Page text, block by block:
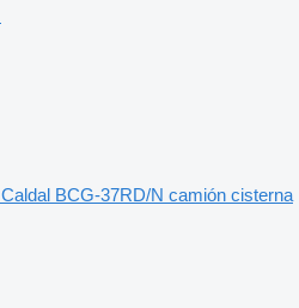
Caldal BCG-37RD/N camión cisterna